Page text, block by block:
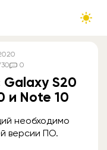
0
S20
и Note 10
необходимо
версии ПО.